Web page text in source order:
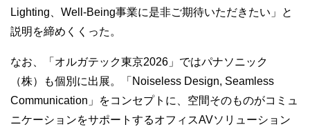
Lighting
Well-Being事業に是非ご期待いただきたい」と
説明を締めくくった。
なお、「オルガテック東京2026 」ではパナソニック
（株）も個別に出展。「 Noiseless Design, Seamless
Communication 」をコンセプトに、空間そのものがコミュ
ニケーションをサポートするオフィスAVソリューション